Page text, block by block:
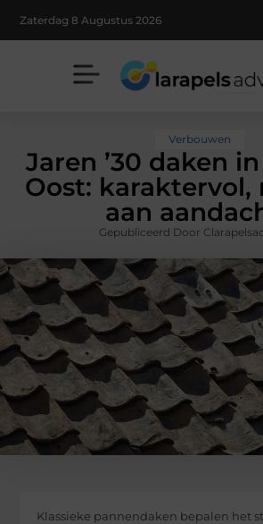
Zaterdag 8 Augustus 2026
Verbouwen
Jaren ’30 daken
Oost: karaktervol,
aan
Gepubliceerd Door
Klassieke pannendaken bepalen het